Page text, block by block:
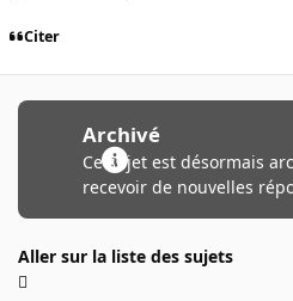
Citer
Archivé
Ce sujet est désormais
recevoir de nouvelles
Aller sur la liste des sujets